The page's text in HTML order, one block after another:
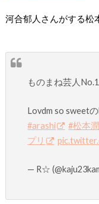
河合郁人さんがする松
ものまね芸人
Lovdm so sweet
#arashi
#松本潤
プリ
— R☆